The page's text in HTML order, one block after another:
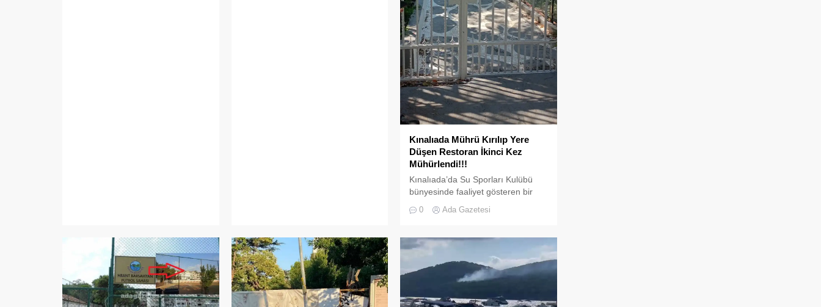
Kınalıada Mührü Kırılıp Yere
Düşen Restoran İkinci Kez
Mühürlendi!!!
Kınalıada’da Su Sporları Kulübü
bünyesinde faaliyet gösteren bir
adres uyuşmazlığı gerekçesiyle
mühürlendi.
0 Ada Gazetesi